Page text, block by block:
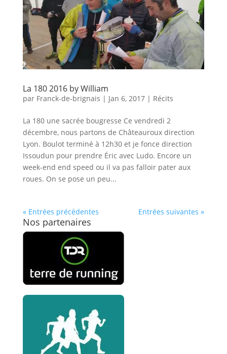
La 180 2016 by William
par Franck-de-brignais | Jan 6, 2017| Récits
La 180 une sacrée bougresse Ce vendredi 2
décembre, nous partons de Châteauroux direction
Lyon. Boulot terminé à 12h30 et je fonce direction
Issoudun pour prendre Éric avec Ludo. Encore un
week-end end speed ou il va pas falloir pater aux
roues. On se pose un peu...
« Entrées précédentes Entrées suivantes »
Nos partenaires